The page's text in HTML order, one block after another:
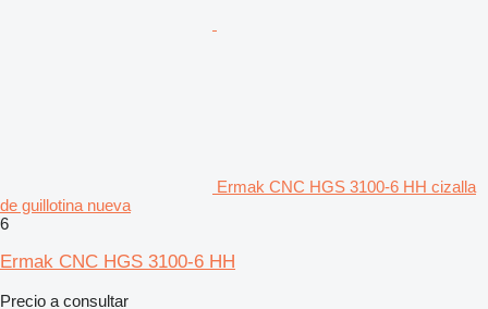
Ermak CNC HGS 3100-6 HH cizalla
de guillotina nueva
6
Ermak CNC HGS 3100-6 HH
Precio a consultar